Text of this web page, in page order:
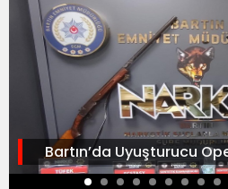
Bartın’da Uyuşturucu